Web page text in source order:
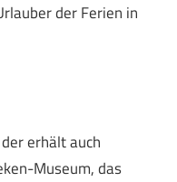
der Ferien in
erhält auch
Museum, das